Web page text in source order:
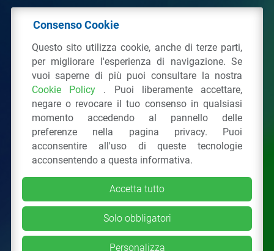
Plastiche da Riciclo
C.F. 97381090154
Via San Vittore 36 20123Milano (MI)
Tel.: 02 43928225.
Tutti i diritti riservati Privacy Policy &Cookie
Consenso Cookie
Questo sito utilizza cookie, anche di terze parti,
per migliorare l'esperienza di navigazione. Se
vuoi saperne di più puoi consultare la nostra
Cookie Policy . Puoi liberamente accettare,
negare o revocare il tuo consenso in qualsiasi
momento accedendo al pannello delle
preferenze nella pagina privacy. Puoi
acconsentire all'uso di queste tecnologie
acconsentendo a questa informativa.
Accetta tutto
Solo obbligatori
Personalizza